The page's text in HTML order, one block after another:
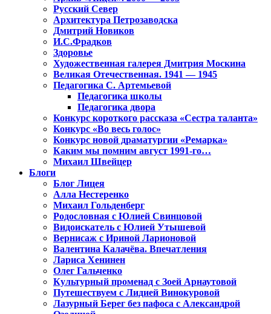
Русский Север
Архитектура Петрозаводска
Дмитрий Новиков
И.С.Фрадков
Здоровье
Художественная галерея Дмитрия Москина
Великая Отечественная. 1941 — 1945
Педагогика С. Артемьевой
Педагогика школы
Педагогика двора
Конкурс короткого рассказа «Сестра таланта»
Конкурс «Во весь голос»
Конкурс новой драматургии «Ремарка»
Каким мы помним август 1991-го…
Михаил Швейцер
Блоги
Блог Лицея
Алла Нестеренко
Михаил Гольденберг
Родословная с Юлией Свинцовой
Видоискатель с Юлией Утышевой
Вернисаж с Ириной Ларионовой
Валентина Калачёва. Впечатления
Лариса Хенинен
Олег Гальченко
Культурный променад с Зоей Арнаутовой
Путешествуем с Лидией Винокуровой
Лазурный Берег без пафоса с Александрой